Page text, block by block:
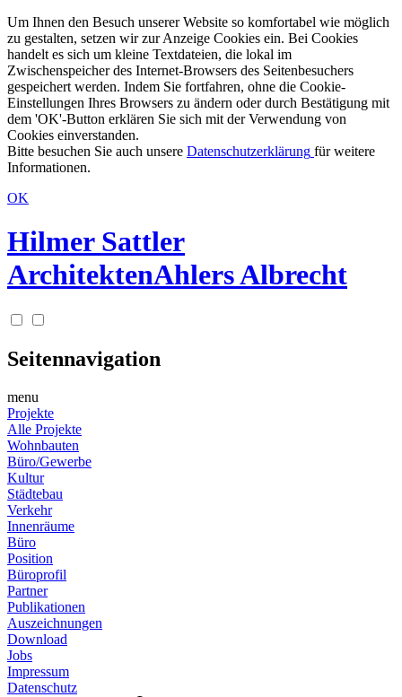
Um Ihnen den Besuch unserer Website so komfortabel wie möglich
zu gestalten, setzen wir zur Anzeige Cookies ein. Bei Cookies
handelt es sich um kleine Textdateien, die lokal im
Zwischenspeicher des Internet-Browsers des Seitenbesuchers
gespeichert werden. Indem Sie fortfahren, ohne die Cookie-
Einstellungen Ihres Browsers zu ändern oder durch Bestätigung mit
dem 'OK'-Button erklären Sie sich mit der Verwendung von
Cookies einverstanden.
Bitte besuchen Sie auch unsere Datenschutzerklärung für weitere
Informationen.
OK
Hilmer Sattler
ArchitektenAhlers Albrecht
Seitennavigation
menu
Projekte
Alle Projekte
Wohnbauten
Büro/Gewerbe
Kultur
Städtebau
Verkehr
Innenräume
Büro
Position
Büroprofil
Partner
Publikationen
Auszeichnungen
Download
Jobs
Impressum
Datenschutz